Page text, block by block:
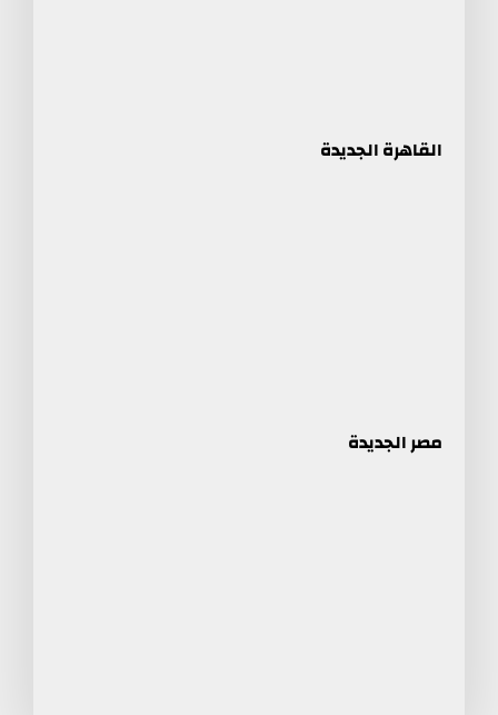
القاهرة الجديدة
مصر الجديدة